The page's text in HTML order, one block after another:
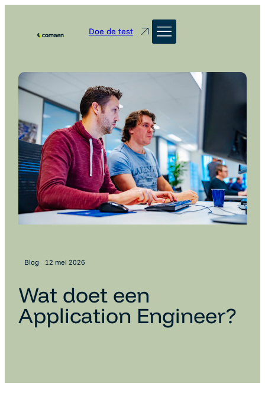
Doe de test
Blog 12 mei 2026
Wat doet een
Application Engineer?